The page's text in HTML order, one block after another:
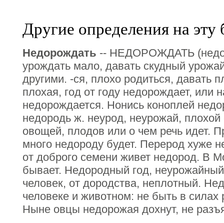
Другие определения на эту
Недорождать -- НЕДОРОЖДАТЬ
урождать мало, давать скудный
другими. -ся, плохо родиться, давать
плохая, год от году недорождает, или
недорождается. Нонись коноплей
недородь ж. неурод, неурожай, плохой
овощей, плодов или о чем речь идет.
много недороду будет. Перерод хуже
от доброго семени живет недород. В
бывает. Недородный год,
человек, от дородства, неплотный.
человеке и животном: не быть в силах
Ныне овцы недорожая дохнут, не